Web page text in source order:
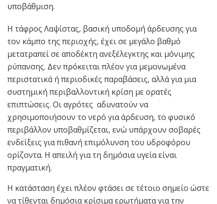
υποβάθμιση.
Η τάφρος Λαψίστας, βασική υποδομή άρδευσης για
τον κάμπο της περιοχής, έχει σε μεγάλο βαθμό
μετατραπεί σε αποδέκτη ανεξέλεγκτης και μόνιμης
ρύπανσης. Δεν πρόκειται πλέον για μεμονωμένα
περιστατικά ή περιοδικές παραβάσεις, αλλά για μια
συστημική περιβαλλοντική κρίση με ορατές
επιπτώσεις. Οι αγρότες αδυνατούν να
χρησιμοποιήσουν το νερό για άρδευση, το φυσικό
περιβάλλον υποβαθμίζεται, ενώ υπάρχουν σοβαρές
ενδείξεις για πιθανή επιμόλυνση του υδροφόρου
ορίζοντα. Η απειλή για τη δημόσια υγεία είναι
πραγματική.
Η κατάσταση έχει πλέον φτάσει σε τέτοιο σημείο ώστε
να τίθενται δημόσια κρίσιμα ερωτήματα για την